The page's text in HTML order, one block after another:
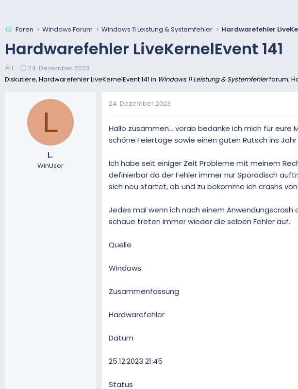
Foren Windows Forum Windows 11 Leistung & Systemfehler Hardwarefehler
Hardwarefehler LiveKernelEvent 141
E
r
L.
E
r
e
l
l
24. Dezember 2023
Diskutiere, Hardwarefehler LiveKernelEvent 141 in Windows 11 Leistung & Systemfehlerforum;
L
L.
WinUser
24. Dezember 2023
Hallo zusammen... vorab bedanke ich mich für eure
schöne Feiertage sowie einen guten Rutsch ins Jahr
Ich habe seit einiger Zeit Probleme mit meinem
definierbar da der Fehler immer nur Sporadisch
sich neu startet, ab und zu bekomme ich crashs
Jedes mal wenn ich nach einem Anwendungscrash
schaue treten immer wieder die selben Fehler auf.
Quelle
Windows
Zusammenfassung
Hardwarefehler
Datum
‎25.‎12.‎2023 21:45
Status